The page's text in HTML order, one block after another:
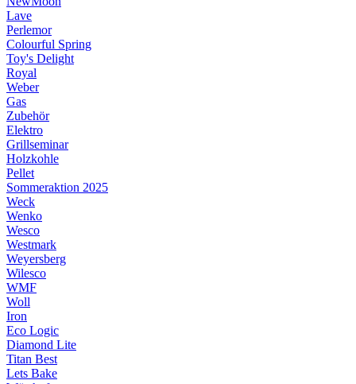
Lave
Perlemor
Colourful Spring
Toy's Delight
Royal
Weber
Gas
Zubehör
Elektro
Grillseminar
Holzkohle
Pellet
Sommeraktion 2025
Weck
Wenko
Wesco
Westmark
Weyersberg
Wilesco
WMF
Woll
Iron
Eco Logic
Diamond Lite
Titan Best
Lets Bake